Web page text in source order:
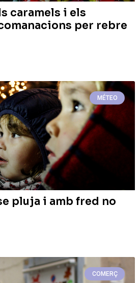
caramels i els
per rebre
MÉTEO
pluja i amb fred no
COMERÇ